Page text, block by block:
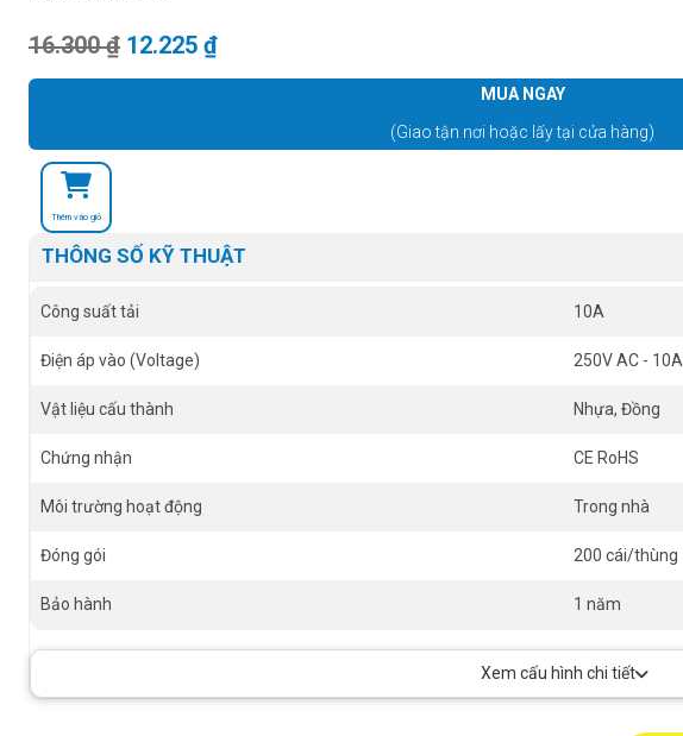
16.300₫ Giá gốc là: 16.300 ₫.
12.225 ₫Giá hiện tại là: 12.225 ₫.
MUA NGAY
(Giao tận nơi hoặc lấy tại cửa hàng)
Thêm vào giỏ
THÔNG SỐ KỸ THUẬT
Công suất tải 10A
Điện áp vào (Voltage) 250V AC - 10A
Vật liệu cấu thành Nhựa, Đồng
Chứng nhận CE RoHS
Môi trường hoạt động Trong nhà
Đóng gói 200 cái/thùng
Bảo hành 1 năm
Xem cấu hình chi tiết